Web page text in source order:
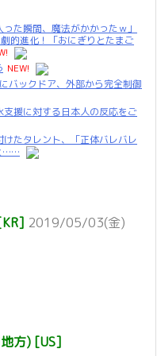
た瞬間、魔法がかかったｗ」
的進化！「おにぎりとたまご
NEW!
バックドア、外部から完全制御
援に対する日本人の反応をご
たタレント、「正体バレバレ
……
2019/05/03(金)
方) [US]